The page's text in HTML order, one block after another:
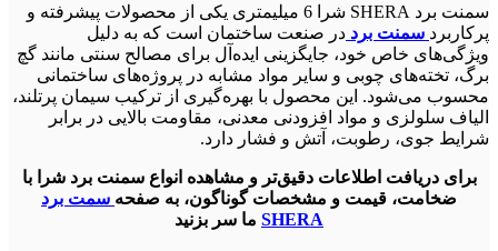
سمنت برد SHERA شرا 6 میلیمتری یکی از محصولات پیشرفته و
پرکاربرد سمنت برد در صنعت ساختمان است که به دلیل
ویژگی‌های خاص خود، جایگزینی ایده‌آل برای مصالح سنتی مانند گچ‌
برگ، تخته‌های چوبی و سایر مواد مشابه در پروژه‌های ساختمانی
محسوب می‌شود. این محصول با بهره‌گیری از ترکیب سیمان پرتلند،
الیاف سلولزی و مواد افزودنی معدنی، مقاومت بالایی در برابر
شرایط جوی، رطوبت، آتش و فشار دارد.
برای دریافت اطلاعات دقیق‌تر و مشاهده انواع سمنت برد شرا با
ضخامت، قیمت و مشخصات گوناگون، به صفحه سمت برد
SHERA ما سر بزنید